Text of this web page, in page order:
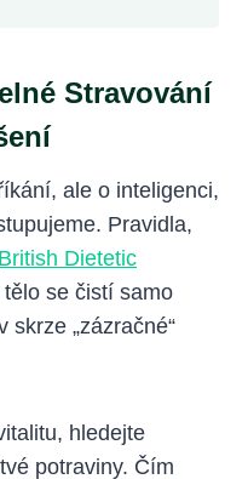
Stravování
ale o inteligenci,
Pravidla,
British Dietetic
se čistí samo
skrze „zázračné“
hledejte
potraviny. Čím